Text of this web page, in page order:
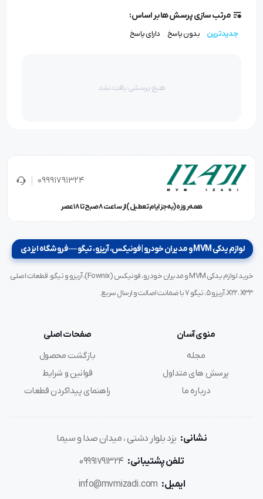
مرتب سازی پرسش ها بر اساس:
جدیدترین بدون پاسخ دارای پاسخ
هیچ پرسشی یافت نشد
09991791324
همه‌روزه (به‌جز ایام تعطیل) از ساعت ۸ صبح تا ۱۸ عصر
لوازم یدکی MVM و مدیران خودرو | فونیکس، آریزو، تیگو — فروشگاه ایزدی
خرید لوازم یدکی MVM و مدیران خودرو، فونیکس (Fownix)، آریزو و تیگو. قطعات اصلی
X22، X33، آریزو ۵، تیگو ۷ با ضمانت اصالت و ارسال سریع.
منوی آسان
مجله
پرسش های متداول
درباره ما
صفحات اصلی
بازگشت محصول
قوانین و شرایط
راهنمای پیداکردن قطعات
نشانی: یزد بلوار دشتی ، میدان صدا و سیما
تلفن پشتیبانی: 09991791324
ایمیل: info@mvmizadi.com